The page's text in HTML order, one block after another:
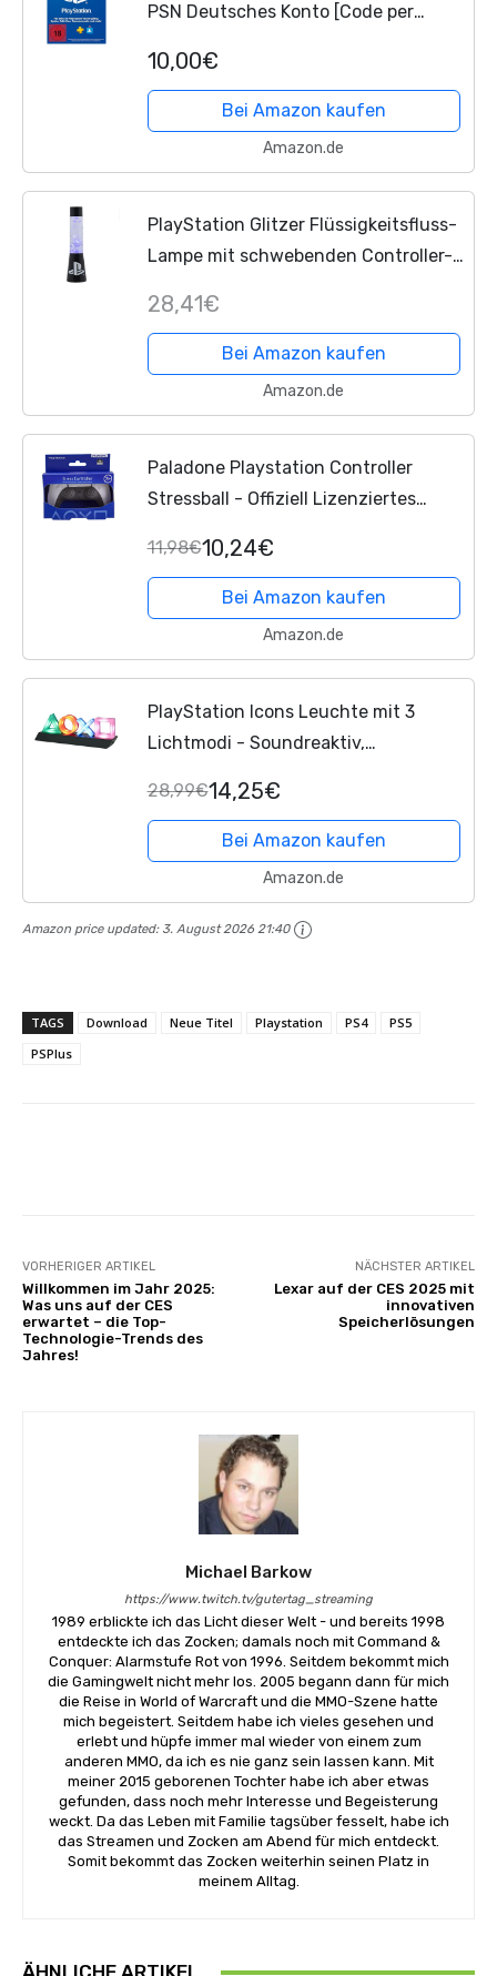
PSN Deutsches Konto [Code per
10,00€
Bei Amazon kaufen
Amazon.de
PlayStation Glitzer Flüssigkeitsfluss-
Lampe mit schwebenden Controller-
Merchandise, Gaming-Raum-
Nachtlicht, Schlafzimmerdeko
28,41€
Bei Amazon kaufen
Amazon.de
Paladone Playstation Controller
Stressball - Offiziell Lizenziertes
Stressabbau, Geschenk für Gamer für
Zuhause oder Büro
11,98€10,24€
Bei Amazon kaufen
Amazon.de
PlayStation Icons Leuchte mit 3
Lichtmodi - Soundreaktiv,
Standardmodus - Gaming-Raum-
Deko & Beleuchtung für Gamer
28,99€14,25€
Bei Amazon kaufen
Amazon.de
Amazon price updated: 3. August 2026 21:40
TAGS Download Neue Titel Playstation PS4
PS5
PSPlus
VORHERIGER ARTIKEL
Willkommen im Jahr 2025:
Was uns auf der CES
erwartet – die Top-
Technologie-Trends des
Jahres!
NÄCHSTER ARTIKEL
Lexar auf der CES 2025 mit
innovativen
Speicherlösungen
Michael Barkow
https://www.twitch.tv/gutertag_streaming
1989 erblickte ich das Licht dieser Welt - und bereits 1998
entdeckte ich das Zocken; damals noch mit Command &
Conquer: Alarmstufe Rot von 1996. Seitdem bekommt mich
die Gamingwelt nicht mehr los. 2005 begann dann für mich
die Reise in World of Warcraft und die MMO-Szene hatte
mich begeistert. Seitdem habe ich vieles gesehen und
erlebt und hüpfe immer mal wieder von einem zum
anderen MMO, da ich es nie ganz sein lassen kann. Mit
meiner 2015 geborenen Tochter habe ich aber etwas
gefunden, dass noch mehr Interesse und Begeisterung
weckt. Da das Leben mit Familie tagsüber fesselt, habe ich
das Streamen und Zocken am Abend für mich entdeckt.
Somit bekommt das Zocken weiterhin seinen Platz in
meinem Alltag.